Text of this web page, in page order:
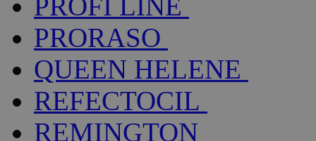
PRORASO
QUEEN HELENE
REFECTOCIL
REMINGTON